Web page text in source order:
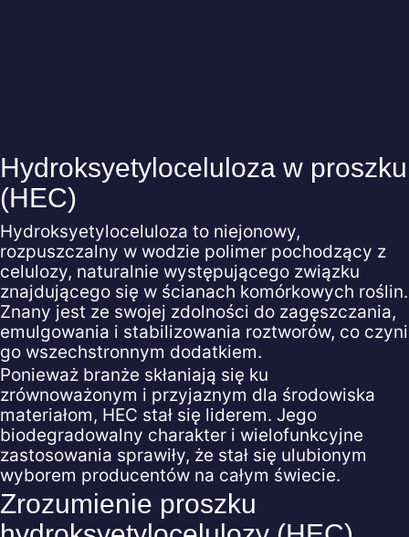
Hydroksyetyloceluloza w proszku
(HEC)
Hydroksyetyloceluloza to niejonowy,
rozpuszczalny w wodzie polimer pochodzący z
celulozy, naturalnie występującego związku
znajdującego się w ścianach komórkowych roślin.
Znany jest ze swojej zdolności do zagęszczania,
emulgowania i stabilizowania roztworów, co czyni
go wszechstronnym dodatkiem.
Ponieważ branże skłaniają się ku
zrównoważonym i przyjaznym dla środowiska
materiałom, HEC stał się liderem. Jego
biodegradowalny charakter i wielofunkcyjne
zastosowania sprawiły, że stał się ulubionym
wyborem producentów na całym świecie.
Zrozumienie proszku